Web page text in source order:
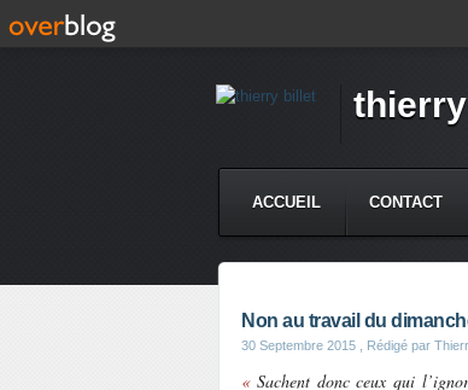
ACCUEIL CONTACT
Non au travail du
30 Septembre 2015 , Rédigé par
« Sachent donc ceux qui